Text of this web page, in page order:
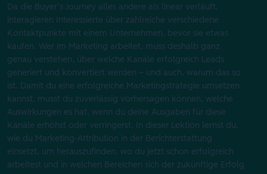
Da die Buyer’s Journey alles andere als linear verläuft,
interagieren Interessierte über zahlreiche verschiedene
Kontaktpunkte mit einem Unternehmen, bevor sie etwas
kaufen. Wer im Marketing arbeitet, muss deshalb ganz
genau verstehen, über welche Kanäle erfolgreich Leads
generiert und konvertiert werden – und auch, warum das so
ist. Damit du eine erfolgreiche Marketingstrategie umsetzen
kannst, musst du zuverlässig vorhersagen können, welche
Auswirkungen es hat, wenn du deine Ausgaben für diese
Kanäle erhöhst oder verringerst. In dieser Lektion lernst du,
wie du Marketing-Attribution in der Berichterstattung
einsetzt, um herauszufinden, wo du jetzt schon erfolgreich
arbeitest und in welchen Bereichen sich der zukünftige Erfolg